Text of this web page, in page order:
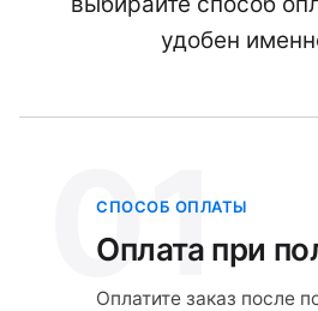
удобен
01
СПОСОБ ОПЛАТЫ
Оплата при
Оплатите заказ после